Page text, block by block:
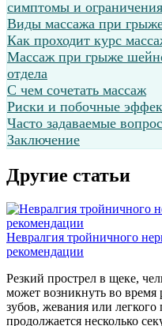
симптомы и ограничения
Виды массажа при
Как проходит курс
Массаж при грыже
отдела
С чем сочетать массаж
Риски и побочные
Часто задаваемые
Заключение
Другие статьи
Невралгия тройничного
рекомендации
Резкий прострел в щеке,
может возникнуть во время
зубов, жевания или
продолжается несколько